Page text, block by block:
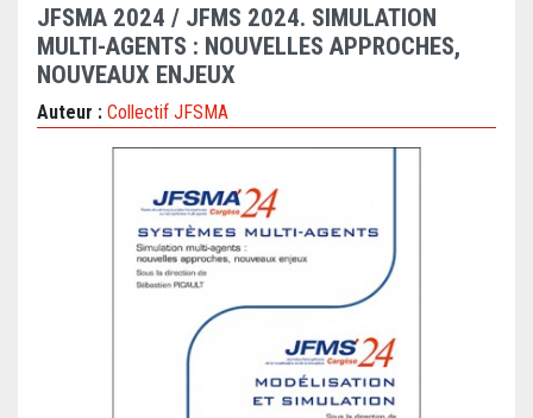
JFSMA 2024 / JFMS 2024. SIMULATION
MULTI-AGENTS : NOUVELLES APPROCHES,
NOUVEAUX ENJEUX
Auteur : Collectif JFSMA